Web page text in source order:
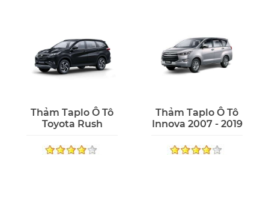
Thảm Taplo Ô Tô
Toyota Rush
Thảm Taplo Ô Tô
Innova 2007 - 2019